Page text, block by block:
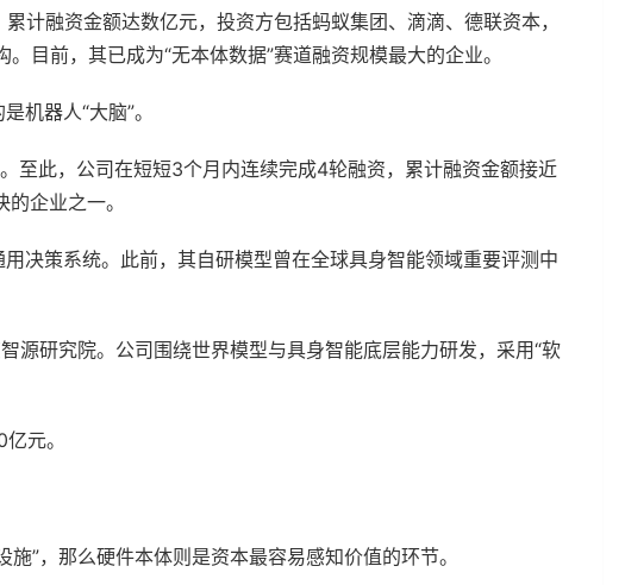
计融资金额达数亿元，投资方包括蚂蚁集团、滴滴、德联资本，
目前，其已成为“无本体数据”赛道融资规模最大的企业。
机器人“大脑”。
至此，公司在短短3个月内连续完成4轮融资，累计融资金额接近
企业之一。
决策系统。此前，其自研模型曾在全球具身智能领域重要评测中
源研究院。公司围绕世界模型与具身智能底层能力研发，采用“软
元。
”，那么硬件本体则是资本最容易感知价值的环节。